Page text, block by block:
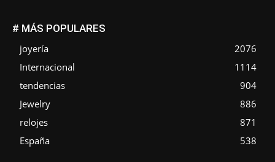
# MÁS POPULARES
joyería
2076
Internacional
1114
tendencias
904
Jewelry
886
relojes
871
España
538